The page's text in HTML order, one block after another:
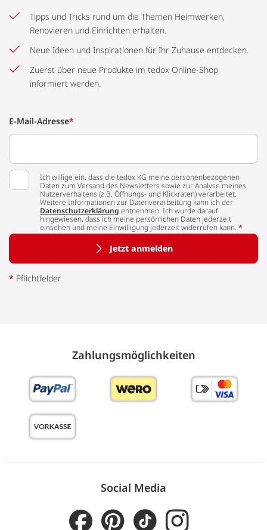
Tipps und Tricks rund um die Themen Heimwerken,
Renovieren und Einrichten erhalten.
Neue Ideen und Inspirationen für Ihr Zuhause entdecken.
Zuerst über neue Produkte im tedox Online-Shop
informiert werden.
E-Mail-Adresse*
Ich willige ein, dass die tedox KG meine personenbezogenen
Daten zum Versand des Newsletters sowie zur Analyse meines
Nutzerverhaltens (z.B. Öffnungs- und Klickraten) verarbeitet.
Weitere Informationen zur Datenverarbeitung kann ich der
Datenschutzerklärung entnehmen. Ich wurde darauf
hingewiesen, dass ich meine persönlichen Daten jederzeit
einsehen und meine Einwilligung jederzeit widerrufen kann. *
Jetzt anmelden
* Pflichtfelder
Zahlungs­möglich­keiten
Social Media